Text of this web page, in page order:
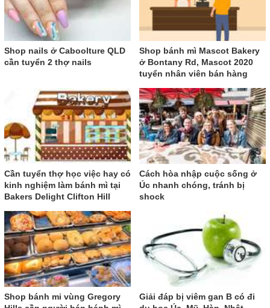
Shop nails ở Caboolture QLD
cần tuyển 2 thợ nails
Shop bánh mì Mascot Bakery
ở Bontany Rd, Mascot 2020
tuyển nhân viên bán hàng
Cần tuyển thợ học việc hay có
kinh nghiệm làm bánh mì tại
Bakers Delight Clifton Hill
Cách hòa nhập cuộc sống ở
Úc nhanh chóng, tránh bị
shock
Shop bánh mi vùng Gregory
Giải đáp bị viêm gan B có đi